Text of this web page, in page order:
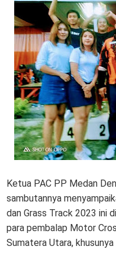
Ketua PAC PP Medan
sambutannya
dan Grass Track 2023 ini
para pembalap Motor
Sumatera Utara,